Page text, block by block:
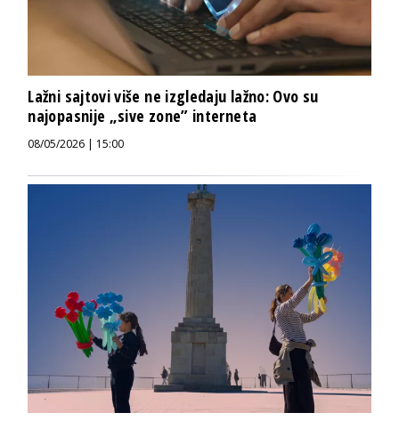
Lažni sajtovi više ne izgledaju lažno: Ovo su
najopasnije „sive zone” interneta
08/05/2026 | 15:00